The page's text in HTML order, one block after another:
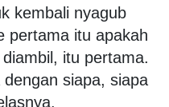
kembali nyagub
pertama itu apakah
itu pertama.
siapa, siapa